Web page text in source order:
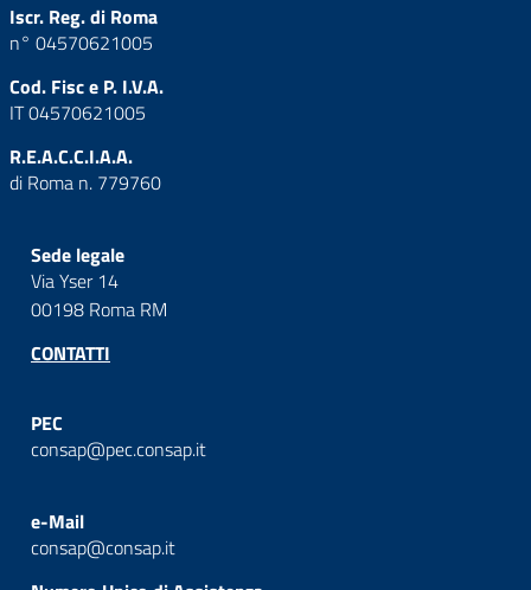
Iscr. Reg. di Roma
n° 04570621005
Cod. Fisc e P. I.V.A.
IT 04570621005
R.E.A.C.C.I.A.A.
di Roma n. 779760
Sede legale
Via Yser 14
00198 Roma RM
CONTATTI
PEC
consap@pec.consap.it
e-Mail
consap@consap.it